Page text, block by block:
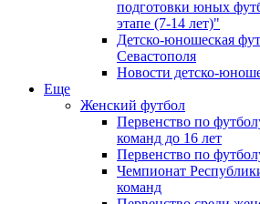
подготовки юных
этапе (7-14 лет)"
Детско-юношеская
Севастополя
Новости детско-
Еще
Женский футбол
Первенство по
команд до 16 лет
Первенство по
Чемпионат
команд